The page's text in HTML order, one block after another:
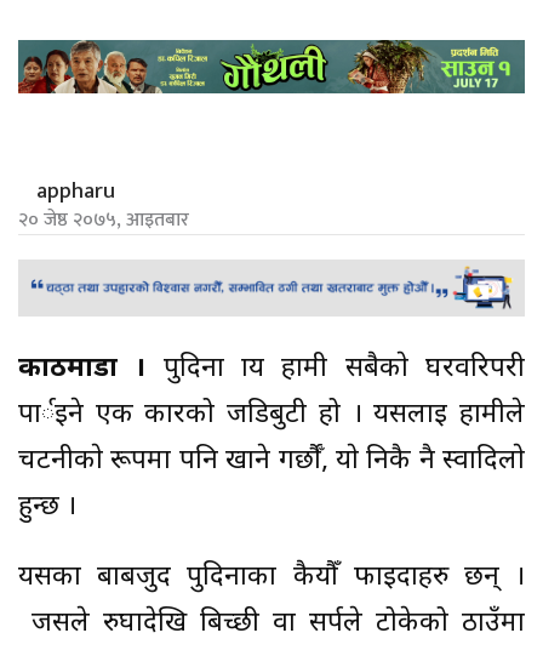
appharu
२० जेष्ठ २०७५, आइतबार
काठमाडौँ । पुदिना प्राय हामी सबैकाे घरवरिपरी
पार्इने एक प्रकारको जडिबुटी हो । यसलाइ हामीले
चटनीकाे रूपमा पनि खाने गर्छाैँ, याे निकै नै स्वादिलाे
हुन्छ ।
यसका बाबजुद पुदिनाका कैयौँ फाइदाहरु छन् ।
जसले रुघादेखि बिच्छी वा सर्पले टोकेको ठाउँमा